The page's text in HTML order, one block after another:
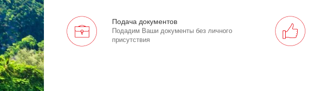
Подача документов
Подадим Ваши документы без личного
присутствия